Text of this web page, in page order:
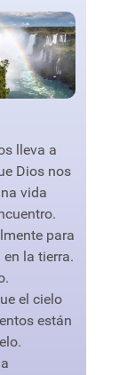
lleva a
Dios nos
vida
para
la tierra.
el cielo
están